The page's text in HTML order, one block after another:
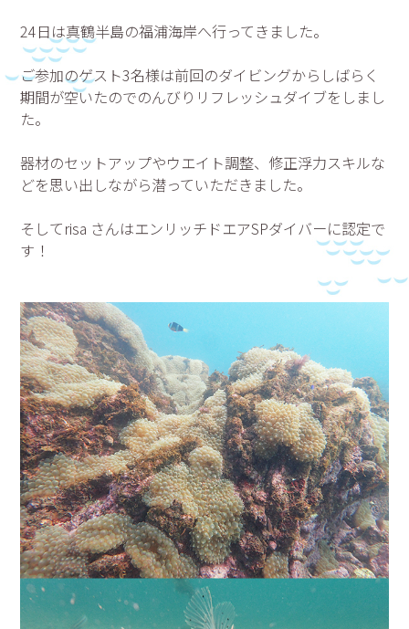
24日は真鶴半島の福浦海岸へ行ってきました。
ご参加のゲスト3名様は前回のダイビングからしばらく
期間が空いたのでのんびりリフレッシュダイブをしまし
た。
器材のセットアップやウエイト調整、修正浮力スキルな
どを思い出しながら潜っていただきました。
そしてrisa さんはエンリッチドエアSPダイバーに認定で
す！